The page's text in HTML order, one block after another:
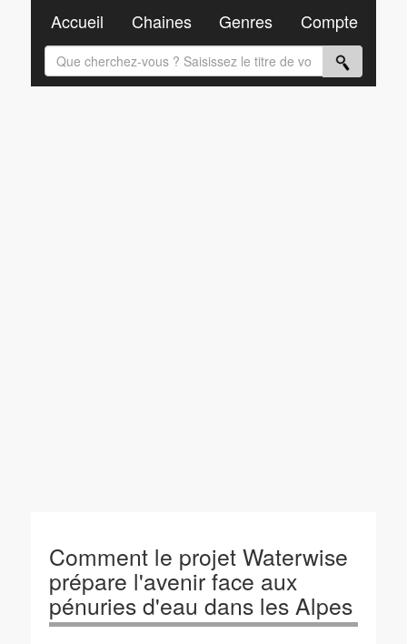
Comment le projet Waterwise
prépare l'avenir face aux
pénuries d'eau dans les Alpes
Accueil Chaines Genres Compte